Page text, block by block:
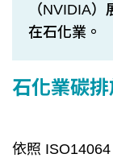
（NVIDIA
在石化業。
石化業碳
依照